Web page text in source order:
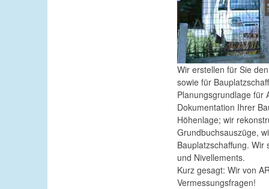
Wir erstellen für Sie
sowie für
Planungsgrundlage für
Dokumentation Ihrer
Höhenlage; wir
Grundbuchsauszüge,
Bauplatzschaffung.
und Nivellements.
Kurz gesagt: Wir von
Vermessungsfragen!